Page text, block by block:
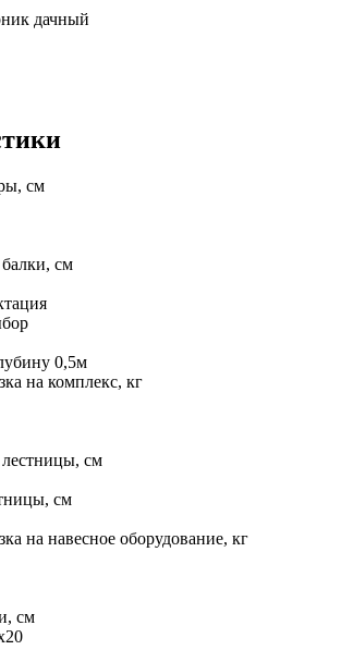
дачный
см
см
0,5м
на комплекс, кг
см
см
на навесное оборудование, кг
см